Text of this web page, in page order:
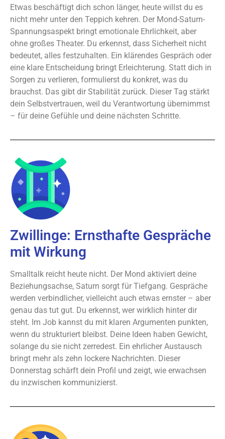
Etwas beschäftigt dich schon länger, heute willst du es
nicht mehr unter den Teppich kehren. Der Mond-Saturn-
Spannungsaspekt bringt emotionale Ehrlichkeit, aber
ohne großes Theater. Du erkennst, dass Sicherheit nicht
bedeutet, alles festzuhalten. Ein klärendes Gespräch oder
eine klare Entscheidung bringt Erleichterung. Statt dich in
Sorgen zu verlieren, formulierst du konkret, was du
brauchst. Das gibt dir Stabilität zurück. Dieser Tag stärkt
dein Selbstvertrauen, weil du Verantwortung übernimmst
– für deine Gefühle und deine nächsten Schritte.
Zwillinge: Ernsthafte Gespräche
mit Wirkung
Smalltalk reicht heute nicht. Der Mond aktiviert deine
Beziehungsachse, Saturn sorgt für Tiefgang. Gespräche
werden verbindlicher, vielleicht auch etwas ernster – aber
genau das tut gut. Du erkennst, wer wirklich hinter dir
steht. Im Job kannst du mit klaren Argumenten punkten,
wenn du strukturiert bleibst. Deine Ideen haben Gewicht,
solange du sie nicht zerredest. Ein ehrlicher Austausch
bringt mehr als zehn lockere Nachrichten. Dieser
Donnerstag schärft dein Profil und zeigt, wie erwachsen
du inzwischen kommunizierst.